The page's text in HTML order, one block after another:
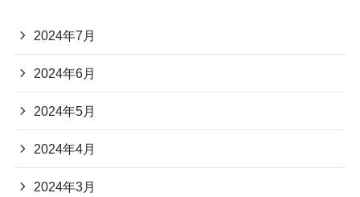
2024年7月
2024年6月
2024年5月
2024年4月
2024年3月